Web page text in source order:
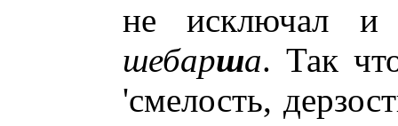
не исключал
шебарша. Так
'смелость,